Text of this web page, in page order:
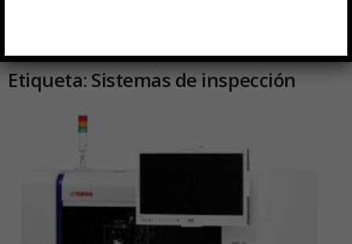
Inicio Etiquetas Sistemas de inspección
Etiqueta: Sistemas de inspección